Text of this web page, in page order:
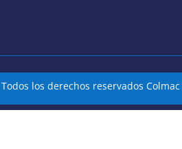
Todos los derechos reservados